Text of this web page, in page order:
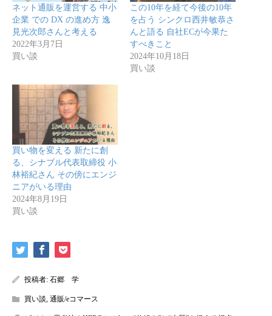
ネット通販を運営する 中小
企業 での DX の進め方 逸
見光次郎さんと考える
2022年3月7日
買い談
この10年を経て今後の10年
を占う シンクロ西井敏恭さ
んと語る 自社ECが今果た
すべきこと
2024年10月18日
買い談
買い物を変える 新たに創
る、シナブル代表取締役 小
林裕紀さん その傍にエンジ
ニアがいる理由
2024年8月19日
買い談
投稿者: 石郷 学
買い談, 通販/eコマース